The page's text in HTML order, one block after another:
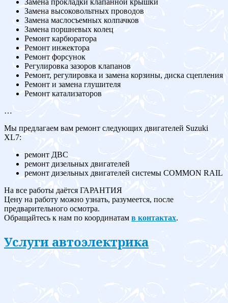
Замена прокладки клапанной крышки
Замена высоковольтных проводов
Замена маслосъемных колпачков
Замена поршневых колец
Ремонт карбюратора
Ремонт инжектора
Ремонт форсунок
Регулировка зазоров клапанов
Ремонт, регулировка и замена корзины, диска сцепления
Ремонт и замена глушителя
Ремонт катализаторов
…
Мы предлагаем вам ремонт следующих двигателей Suzuki
XL7:
ремонт ДВС
ремонт дизельных двигателей
ремонт дизельных двигателей системы COMMON RAIL
На все работы даётся ГАРАНТИЯ
Цену на работу можно узнать, разумеется, после
предварительного осмотра.
Обращайтесь к нам по координатам в контактах.
Услуги автоэлектрика